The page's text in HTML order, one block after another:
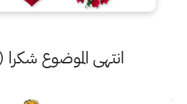
انتهى الموضوع